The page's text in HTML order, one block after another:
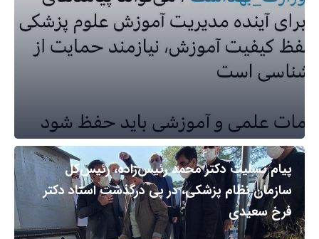
پیام تسلیت دکتر محمد رئیس‌زاده، رئیس‌کل
سازمان نظام پزشکی، در پی درگذشت استاد دکتر
فرخ سعیدی